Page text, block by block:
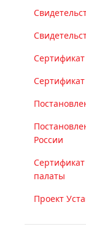
России
палаты
Проект